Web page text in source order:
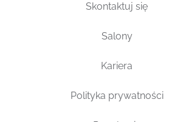
Skontaktuj się
Salony
Kariera
Polityka prywatności